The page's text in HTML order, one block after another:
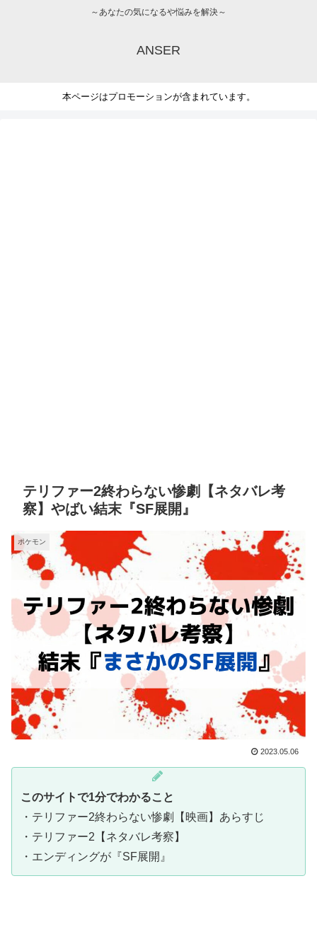
～あなたの気になるや悩みを解決～
ANSER
本ページはプロモーションが含まれています。
テリファー2終わらない惨劇【ネタバレ考
察】やばい結末『SF展開』
ポケモン
2023.05.06
このサイトで1分でわかること
・テリファー2終わらない惨劇【映画】あらすじ
・テリファー2【ネタバレ考察】
・エンディングが『SF展開』